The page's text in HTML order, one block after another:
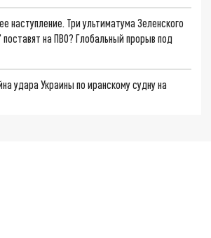
наступление. Три ультиматума Зеленского
на ПВО? Глобальный прорыв под
удара Украины по иранскому судну на